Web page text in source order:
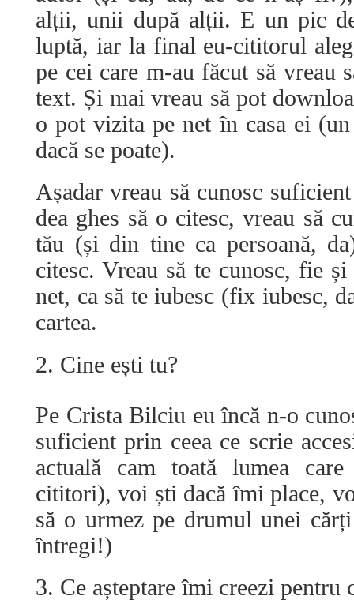
alții, unii după alții. E un pic
luptă, iar la final eu-cititorul
pe cei care m-au făcut să vreau
text. Și mai vreau să pot
o pot vizita pe net în casa ei
dacă se poate).
Așadar vreau să cunosc
dea ghes să o citesc, vreau să
tău (și din tine ca persoană,
citesc. Vreau să te cunosc, fie
net, ca să te iubesc (fix iubesc,
cartea.
2. Cine ești tu?
Pe Crista Bilciu eu încă n-o
suficient prin ceea ce scrie
actuală cam toată lumea
cititori), voi ști dacă îmi place,
să o urmez pe drumul unei
întregi!)
3. Ce așteptare îmi creezi pentru